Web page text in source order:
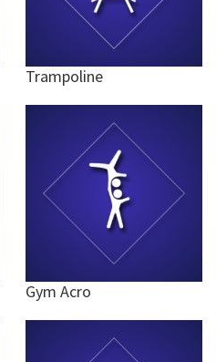
Trampoline
Gym Acro